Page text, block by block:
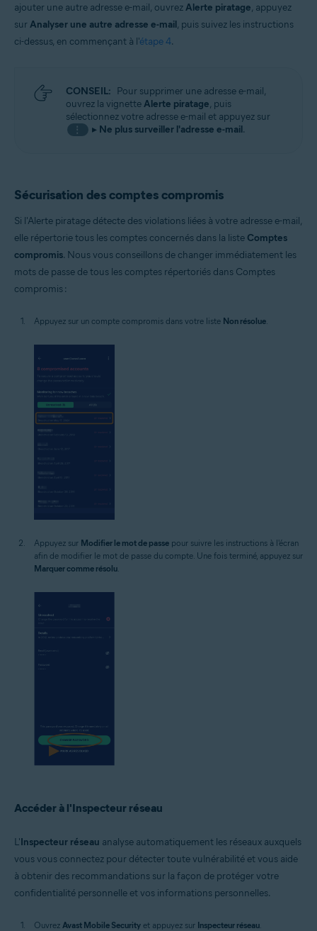
ajouter une autre adresse e-mail, ouvrezAlerte piratage, appuyez
surAnalyser une autre adresse e-mail, puis suivez les instructions
ci-dessus, en commençant à l'étape 4.
CONSEIL: Pour supprimer une adresse e-mail,
ouvrez la vignetteAlerte piratage, puis
sélectionnez votre adresse e-mail et appuyez sur
⋮ ▸ Ne plus surveiller l'adresse e-mail.
Sécurisation des comptes compromis
Si l'Alerte piratage détecte des violations liées à votre adresse e-mail,
elle répertorie tous les comptes concernés dans la liste Comptes
compromis. Nous vous conseillons de changer immédiatement les
mots de passe de tous les comptes répertoriés dans Comptes
compromis :
Appuyez sur un compte compromis dans votre liste Non résolue
Appuyez sur Modifier le mot de passe pour suivre les instructions à l'écran
afin de modifier le mot de passe du compte. Une fois terminé, appuyez sur
Marquer comme résolu
Accéder à l'Inspecteur réseau
L'Inspecteur réseau analyse automatiquement les réseaux auxquels
vous vous connectez pour détecter toute vulnérabilité et vous aide
à obtenir des recommandations sur la façon de protéger votre
confidentialité personnelle et vos informations personnelles.
Ouvrez Avast Mobile Security et appuyez sur Inspecteur réseau